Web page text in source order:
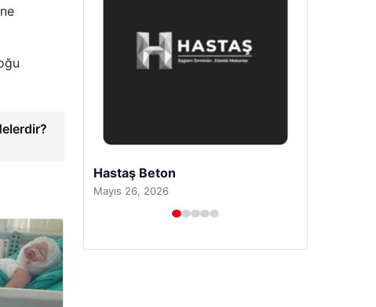
Prenses Night Club
Nisan 29, 2026